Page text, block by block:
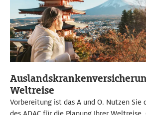
Weltreise
Vorbereitung ist das A und O. Nutzen Sie